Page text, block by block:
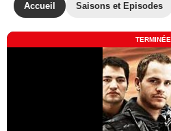
Accueil Saisons et Episodes
TERMINÉE